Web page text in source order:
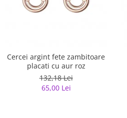
Cercei argint fete zambitoare
placati cu aur roz
132,18 Lei
65,00 Lei